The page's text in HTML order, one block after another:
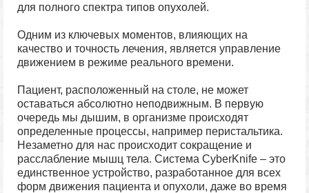
для полного спектра типов опухолей.
Одним из ключевых моментов, влияющих на
качество и точность лечения, является управление
движением в режиме реального времени.
Пациент, расположенный на столе, не может
оставаться абсолютно неподвижным. В первую
очередь мы дышим, в организме происходят
определенные процессы, например перистальтика.
Незаметно для нас происходит сокращение и
расслабление мышц тела. Система CyberKnife – это
единственное устройство, разработанное для всех
форм движения пациента и опухоли, даже во время